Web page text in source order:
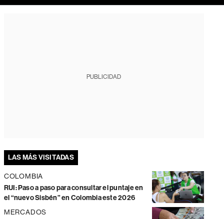
PUBLICIDAD
LAS MÁS VISITADAS
COLOMBIA
RUI: Paso a paso para consultar el puntaje en
el “nuevo Sisbén” en Colombia este 2026
MERCADOS